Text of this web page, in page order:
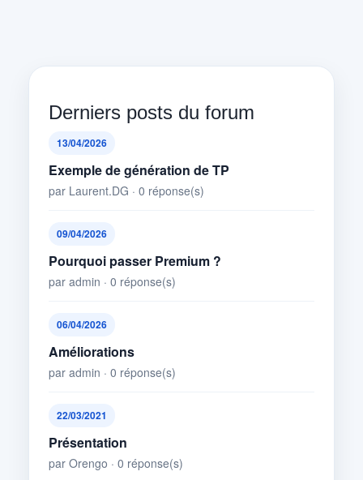
Derniers posts du forum
13/04/2026
Exemple de génération de TP
par Laurent.DG · 0 réponse(s)
09/04/2026
Pourquoi passer Premium ?
par admin · 0 réponse(s)
06/04/2026
Améliorations
par admin · 0 réponse(s)
22/03/2021
Présentation
par Orengo · 0 réponse(s)